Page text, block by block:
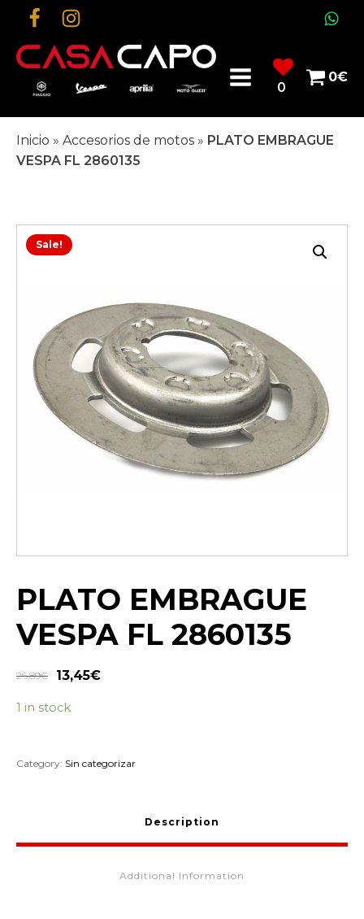
0
0€
Inicio » Accesorios de motos » PLATO EMBRAGUE
VESPA FL 2860135
Sale!
PLATO EMBRAGUE
VESPA FL 2860135
26,89€ 13,45€
1 in stock
Category: Sin categorizar
Description
Additional Information